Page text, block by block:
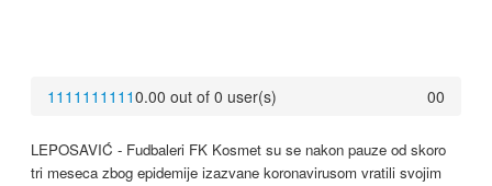
1 1 1 1 1 1 1 1 1 10.00 out of 0 user(s) 00
LEPOSAVIĆ - Fudbaleri FK Kosmet su se nakon pauze od skoro
tri meseca zbog epidemije izazvane koronavirusom vratili svojim